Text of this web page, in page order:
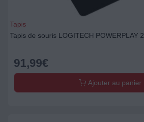
Tapis
Tapis de souris LOGITECH POWERPLAY 2
91,99€
Ajouter au panier